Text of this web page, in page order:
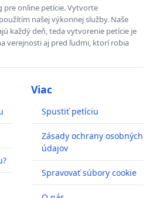
pre online petície. Vytvorte
našej výkonnej služby. Naše
každý deň, teda vytvorenie petície je
verejnosti aj pred ľudmi, ktorí robia
Viac
Spustiť petíciu
Zásady ochrany osobných
údajov
Spravovať súbory cookie